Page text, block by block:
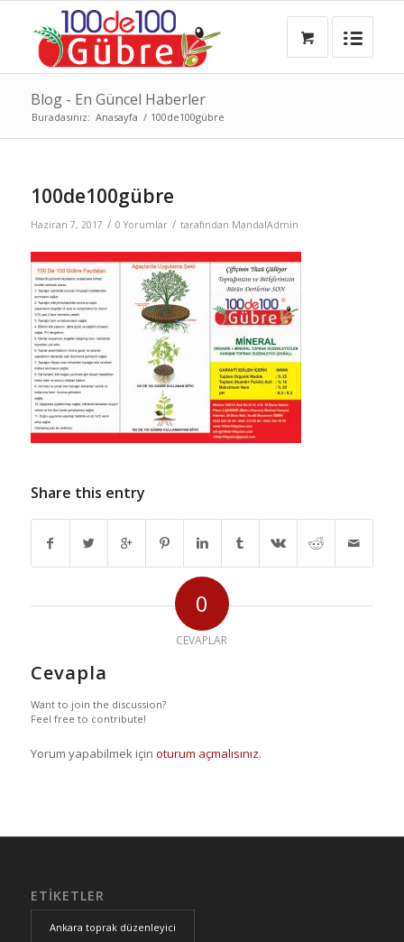
Blog - En Güncel Haberler
Buradasınız: Anasayfa / 100de100gübre
100de100gübre
Haziran 7, 2017 / 0 Yorumlar / tarafından MandalAdmin
Share this entry
0
CEVAPLAR
Cevapla
Want to join the discussion?
Feel free to contribute!
Yorum yapabilmek için oturum açmalısınız.
ETIKETLER
Ankara toprak düzenleyici